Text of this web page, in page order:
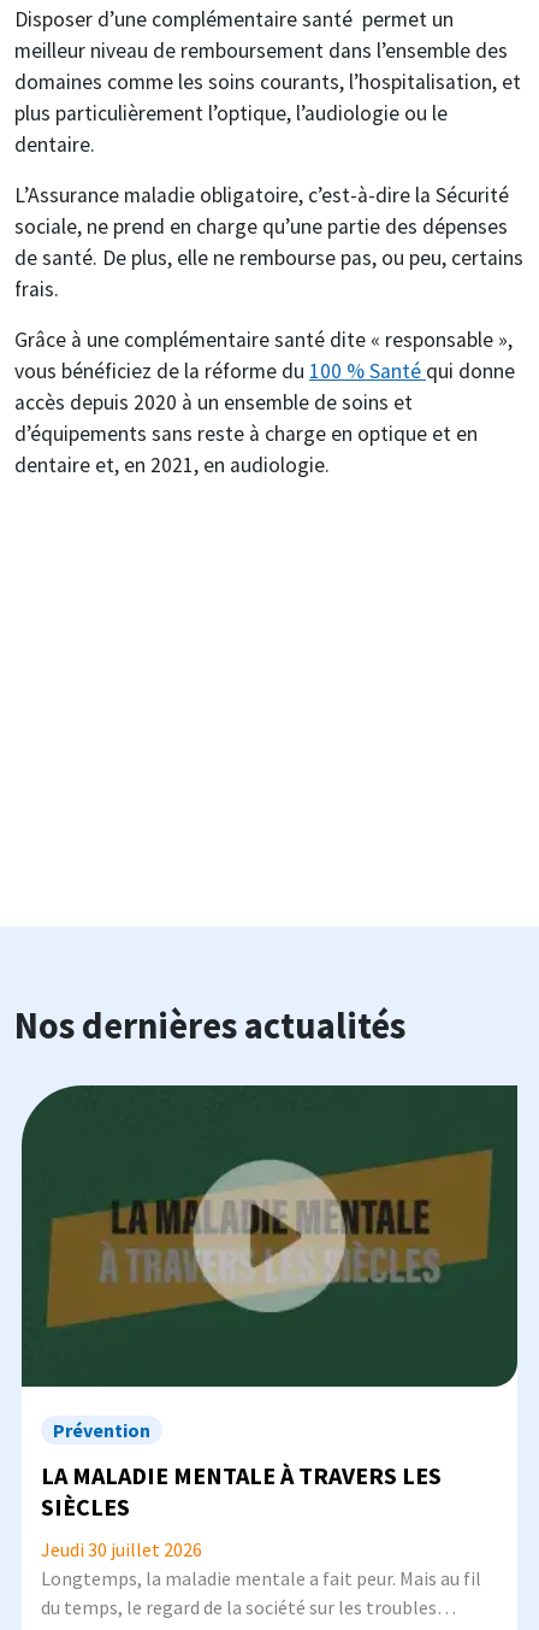
Disposer d’une complémentaire santé permet un
meilleur niveau de remboursement dans l’ensemble des
domaines comme les soins courants, l’hospitalisation, et
plus particulièrement l’optique, l’audiologie ou le
dentaire.
L’Assurance maladie obligatoire, c’est-à-dire la Sécurité
sociale, ne prend en charge qu’une partie des dépenses
de santé. De plus, elle ne rembourse pas, ou peu, certains
frais.
Grâce à une complémentaire santé dite « responsable »,
vous bénéficiez de la réforme du 100 % Santé qui donne
accès depuis 2020 à un ensemble de soins et
d’équipements sans reste à charge en optique et en
dentaire et, en 2021, en audiologie.
Nos dernières actualités
Image
Prévention
LA MALADIE MENTALE À TRAVERS LES
SIÈCLES
Jeudi 30 juillet 2026
Longtemps, la maladie mentale a fait peur. Mais au fil
du temps, le regard de la société sur les troubles